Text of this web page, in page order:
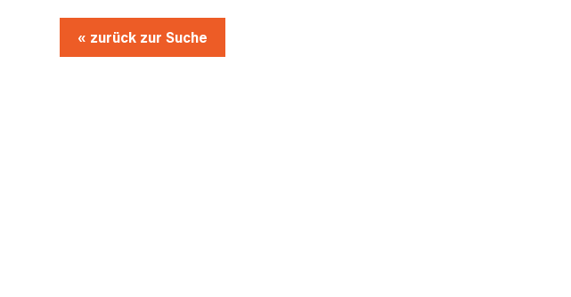
« zurück zur Suche